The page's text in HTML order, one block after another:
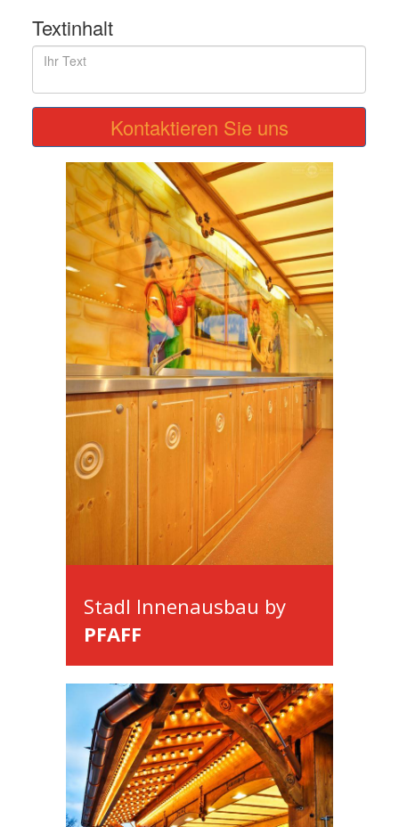
Stadl Innenausbau by
PFAFF